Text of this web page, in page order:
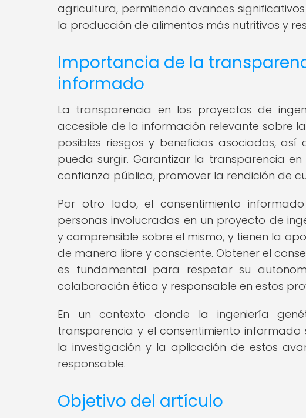
agricultura, permitiendo avances
la producción de alimentos más nutritivos y
Importancia de la
informado
La transparencia en los proyectos de
accesible de la información relevante sobre
posibles riesgos y beneficios asociados,
pueda surgir. Garantizar la transparencia
confianza pública, promover la rendición de
Por otro lado, el consentimiento
personas involucradas en un proyecto de
y comprensible sobre el mismo, y tienen la
de manera libre y consciente. Obtener el
es fundamental para respetar su
colaboración ética y responsable en estos
En un contexto donde la ingeniería
transparencia y el consentimiento
la investigación y la aplicación de estos
responsable.
Objetivo del artículo